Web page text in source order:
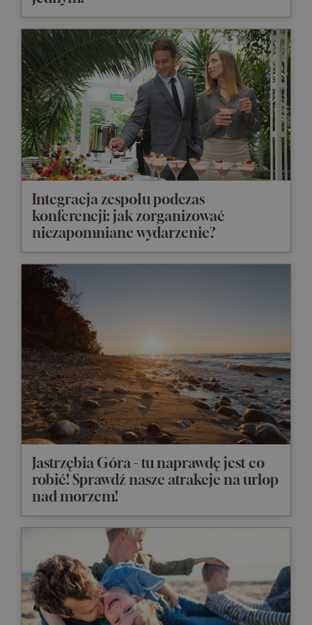
Integracja zespołu podczas
konferencji: jak zorganizować
niezapomniane wydarzenie?
Jastrzębia Góra - tu naprawdę jest co
robić! Sprawdź nasze atrakcje na urlop
nad morzem!